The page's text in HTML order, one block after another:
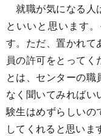
就職が気になる人
といいと思います
す。ただ、置かれて
員の許可をとってく
とは、センターの
なく聞いてみればい
験生はめずらしいの
してくれると思いま